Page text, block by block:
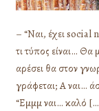
– “Ναι, έχει social
τι τύπος είναι… Θα
αρέσει θα στον
γράφεται; Α ναι…
“Εμμμ ναι… καλό